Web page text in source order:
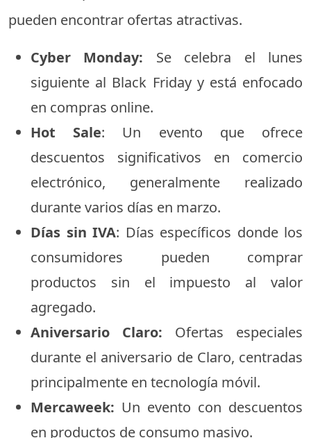
pueden encontrar ofertas atractivas.
Cyber Monday: Se celebra el lunes
siguiente al Black Friday y está enfocado
en compras online.
Hot Sale: Un evento que ofrece
descuentos significativos en comercio
electrónico, generalmente realizado
durante varios días en marzo.
Días sin IVA: Días específicos donde los
consumidores pueden comprar
productos sin el impuesto al valor
agregado.
Aniversario Claro: Ofertas especiales
durante el aniversario de Claro, centradas
principalmente en tecnología móvil.
Mercaweek: Un evento con descuentos
en productos de consumo masivo.